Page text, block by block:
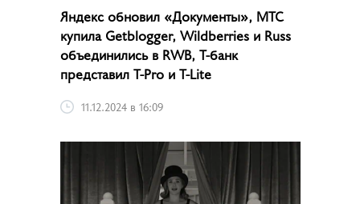
Яндекс обновил «Документы», МТС
купила Getblogger, Wildberries и Russ
объединились в RWB, Т-банк
представил T-Pro и T-Lite
11.12.2024 в 16:09